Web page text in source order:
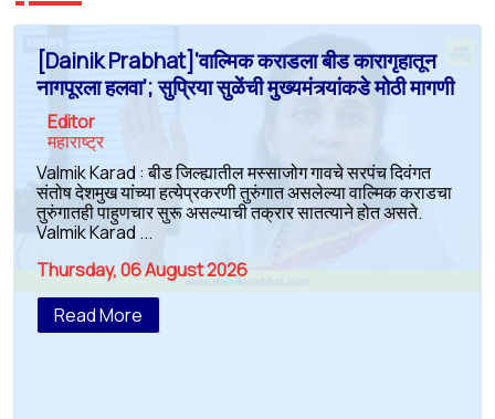
[Dainik Prabhat]‘वाल्मिक कराडला बीड कारागृहातून
नागपूरला हलवा’; सुप्रिया सुळेंची मुख्यमंत्र्यांकडे मोठी मागणी
Editor
महाराष्ट्र
Valmik Karad : बीड जिल्ह्यातील मस्साजोग गावचे सरपंच दिवंगत
संतोष देशमुख यांच्या हत्येप्रकरणी तुरुंगात असलेल्या वाल्मिक कराडचा
तुरुंगातही पाहुणचार सुरू असल्याची तक्रार सातत्याने होत असते.
Valmik Karad ...
Thursday, 06 August 2026
Read More